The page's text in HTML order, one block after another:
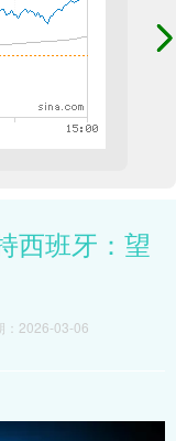
西班牙：望
：2026-03-06